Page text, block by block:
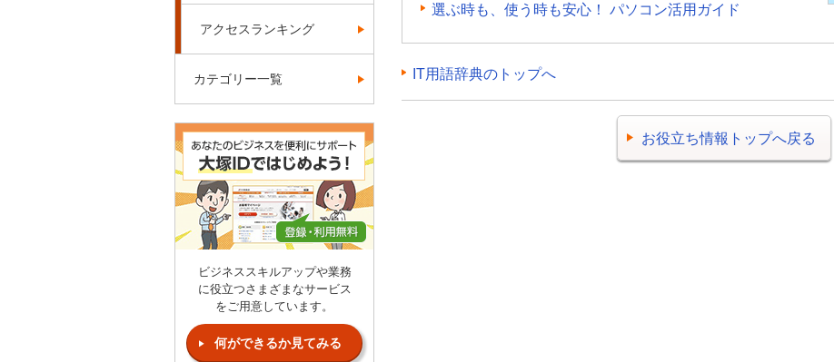
選ぶ時も、使う時も安心！ パソコン活用ガイド
IT用語辞典のトップへ
お役立ち情報トップへ戻る
アクセスランキング
カテゴリー一覧
ビジネススキルアップや業務
に役立つさまざまなサービス
をご用意しています。
何ができるか見てみる